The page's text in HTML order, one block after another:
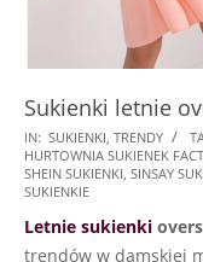
Sukienki letnie
2023-
08-
03
IN: SUKIENKI, TRENDY
HURTOWNIA SUKIENEK
SHEIN SUKIENKI, SINSAY
SUKIENKIE
Letnie sukienki
trendów w damskiej